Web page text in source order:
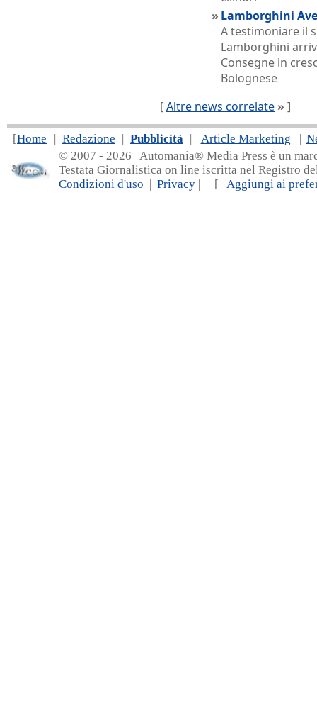
» Lamborghini
A testimoniare il
Lamborghini
Consegne in
Bolognese
[Altre news correlate » ]
[Home | Redazione | Pubblicità | Article Marketing |
© 2007 - 2026 Automania® Media Press è un
Testata Giornalistica on line iscritta nel Registro
Condizioni d'uso | Privacy | [ Aggiungi ai